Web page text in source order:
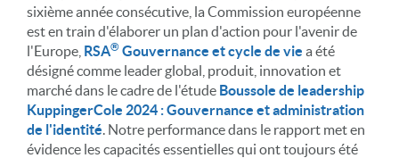
sixième année consécutive, la Commission européenne
est en train d'élaborer un plan d'action pour l'avenir de
l'Europe, RSA® Gouvernance et cycle de vie a été
désigné comme leader global, produit, innovation et
marché dans le cadre de l'étude Boussole de leadership
KuppingerCole 2024 : Gouvernance et administration
de l'identité . Notre performance dans le rapport met en
évidence les capacités essentielles qui ont toujours été